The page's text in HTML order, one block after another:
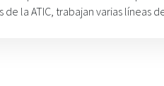
la ATIC, trabajan varias líneas